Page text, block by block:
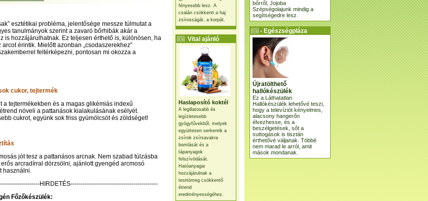
fényesebb lesz. A
csalán csökkenti a haj
zsírosságát, a korpát.
Vital ajánló
Haslaposító koktél
A legillatosabb és
legízletesebb
gyógyfűvekből, melyek
együttesen serkentik a
zsírok zsírsavakra
bomlását és a
tápanyagok
felszívódását.
Hatóanyagai
hozzájárulnak a
testtömeg csökkentő
étrend
eredményességéhez.
esztétikai probléma, jelentősége messze túlmutat a
tanulmányok szerint a zavaró bőrhibák akár a
is hozzájárulhatnak. Ez teljesen érthető is, különösen, ha
érintik. Mielőtt azonban „csodaszerekhez”
feltérképezni, pontosan mi okozza a
cukor, tejtermék
a tejtermékekben és a magas glikémiás indexű
növeli a pattanások kialakulásának esélyét.
cukrot, együnk sok friss gyümölcsöt és zöldséget!
jót tesz a pattanásos arcnak. Nem szabad túlzásba
arcradírral dörzsölni, ajánlott gyengéd arcmosó
használni.
HIRDETÉS-------------------------------------------
Főzőkészülék:
bőrről, Jojoba
Szépségolajunk mindig a
segítségedre lesz.
- Egészségpláza
ajánlatunk -
Újratölthető
hallókészülék
Ez a Láthatatlan
Hallókészülék lehetővé teszi,
hogy a televíziót kényelmes,
alacsony hangerőn
élvezhesse, és a
beszélgetések, sőt a
suttogások is tisztán
érthetővé váljanak. Többé
nem marad le arról, amit
mások mondanak.